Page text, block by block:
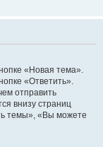
«Новая тема».
«Ответить».
отправить
внизу страниц
темы», «Вы можете